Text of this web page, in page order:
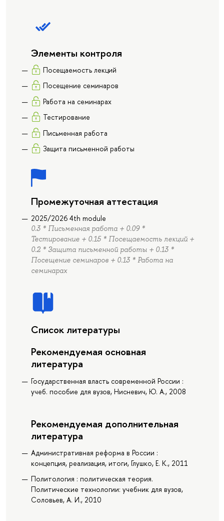
Элементы контроля
Посещаемость лекций
Посещение семинаров
Работа на семинарах
Тестирование
Письменная работа
Защита письменной работы
Промежуточная аттестация
2025/2026 4th module
0.3 * Письменная работа + 0.09 *
Тестирование + 0.15 * Посещаемость лекций +
0.2 * Защита письменной работы + 0.13 *
Посещение семинаров + 0.13 * Работа на
семинарах
Список литературы
Рекомендуемая основная
литература
Государственная власть современной России :
учеб. пособие для вузов, Нисневич, Ю. А., 2008
Рекомендуемая дополнительная
литература
Административная реформа в России :
концепция, реализация, итоги, Глушко, Е. К., 2011
Политология : политическая теория.
Политические технологии: учебник для вузов,
Соловьев, А. И., 2010